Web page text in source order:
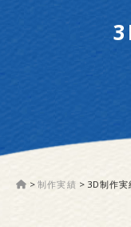
>制作実績 > 3D制作実